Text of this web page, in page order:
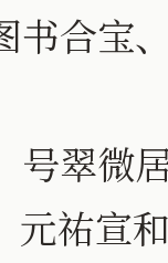
合宝
翠微
元祐宣